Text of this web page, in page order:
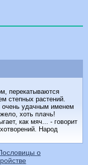
перекатываются
степных растений.
очень удачным именем
хоть плачь!
как мяч... - говорит
Народ
о